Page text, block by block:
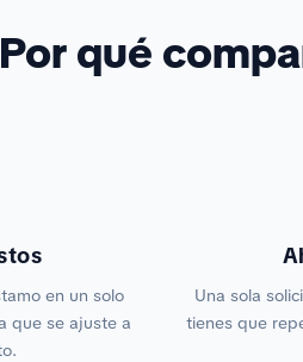
qué
en un solo
que se ajuste a
Una sola
tienes que